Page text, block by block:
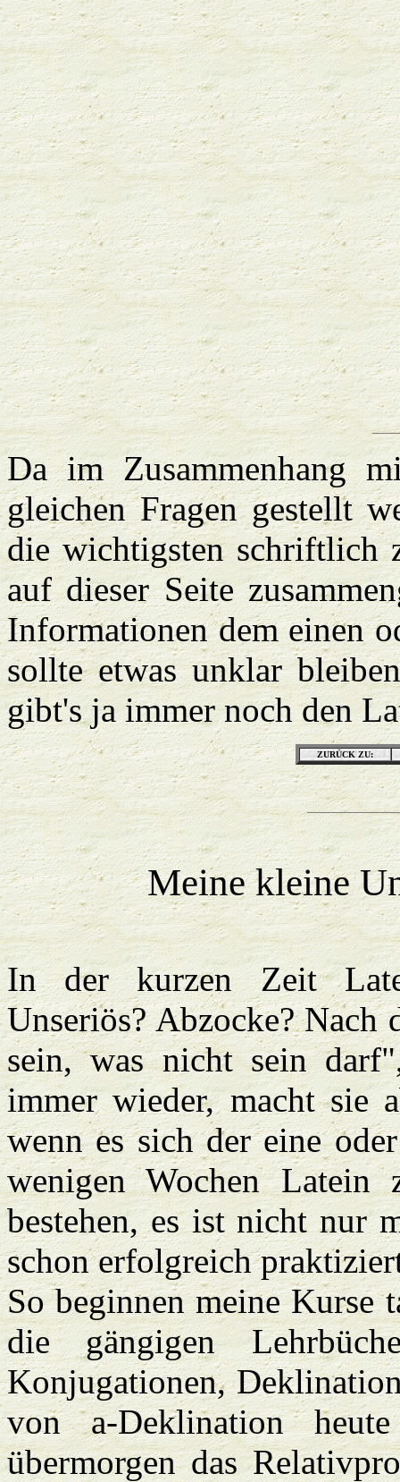
Da im Zusammenhang
gleichen Fragen gestellt
die wichtigsten schriftlich
auf dieser Seite
Informationen dem einen
sollte etwas unklar
gibt's ja immer noch den
ZURÜCK ZU:
Meine kleine
In der kurzen Zeit
Unseriös? Abzocke?Nach
sein, was nicht sein
immer wieder, macht sie
wenn es sich der eine
wenigen Wochen
bestehen, es ist nicht nur
schon erfolgreich
So beginnen meine Kurse
die gängigen
Konjugationen,
von a-Deklination
übermorgen das